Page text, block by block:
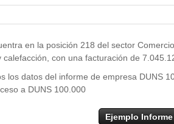
−
en la posición 218 del sector
con una facturación de
los datos del informe de empresa DUNS
a DUNS 100.000
Ejemplo Informe